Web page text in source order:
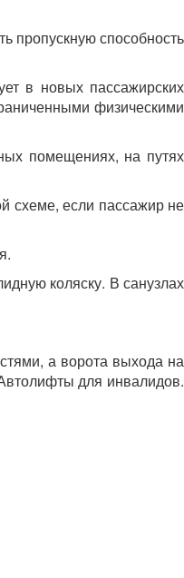
пропускную способность
в новых пассажирских
физическими
помещениях, на путях
схеме, если пассажир не
коляску. В санузлах
а ворота выхода на
для инвалидов.